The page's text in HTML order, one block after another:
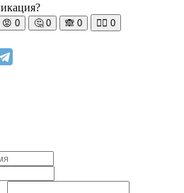
😡 0 🤔 0 🙈 0 🧘‍♀️ 0